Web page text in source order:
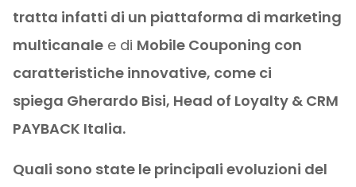
tratta infatti di un piattaforma di marketing
multicanalee di Mobile Couponing con
caratteristiche innovative, come ci
spiega Gherardo Bisi, Head of Loyalty & CRM
PAYBACK Italia.
Quali sono state le principali evoluzioni del